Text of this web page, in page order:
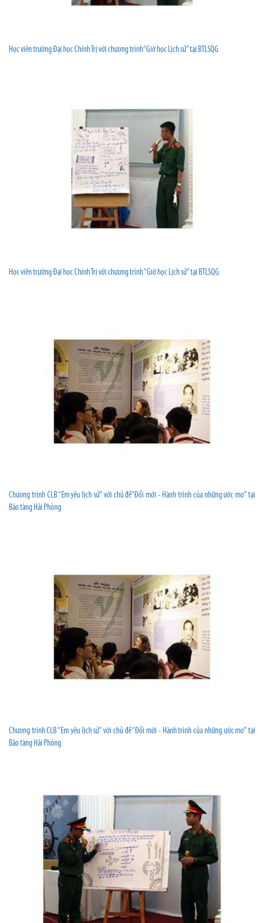
Học viên trường Đại học Chính Trị với chương trình“Giờ học Lịch sử” tại BTLSQG
Học viên trường Đại học Chính Trị với chương trình “Giờ học Lịch sử” tại BTLSQG
Chương trình CLB “Em yêu lịch sử” với chủ đề“Đổi mới - Hành trình của những ước mơ” tại
Bảo tàng Hải Phòng
Chương trình CLB “Em yêu lịch sử” với chủ đề “Đổi mới - Hành trình của những ước mơ” tại
Bảo tàng Hải Phòng